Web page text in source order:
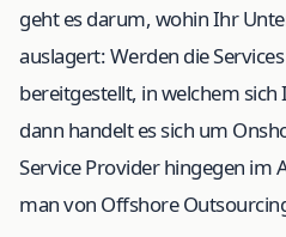
geht es darum, wohin Ihr
auslagert: Werden die
bereitgestellt, in welchem
dann handelt es sich um
Service Provider hingegen im
man von Offshore